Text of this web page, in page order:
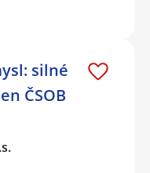
silné
ČSOB